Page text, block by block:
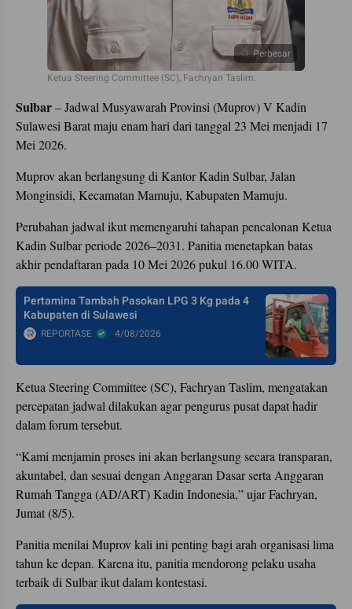
Perbesar
Ketua Steering Committee (SC), Fachryan Taslim.
Sulbar– Jadwal Musyawarah Provinsi (Muprov) V Kadin
Sulawesi Barat maju enam hari dari tanggal 23 Mei menjadi 17
Mei 2026.
Muprov akan berlangsung di Kantor Kadin Sulbar, Jalan
Monginsidi, Kecamatan Mamuju, Kabupaten Mamuju.
Perubahan jadwal ikut memengaruhi tahapan pencalonan Ketua
Kadin Sulbar periode 2026–2031. Panitia menetapkan batas
akhir pendaftaran pada 10 Mei 2026 pukul 16.00 WITA.
Pertamina Tambah Pasokan LPG 3 Kg pada 4
Kabupaten di Sulawesi
REPORTASE 4/08/2026
Ketua Steering Committee (SC), Fachryan Taslim, mengatakan
percepatan jadwal dilakukan agar pengurus pusat dapat hadir
dalam forum tersebut.
“Kami menjamin proses ini akan berlangsung secara transparan,
akuntabel, dan sesuai dengan Anggaran Dasar serta Anggaran
Rumah Tangga (AD/ART) Kadin Indonesia,” ujar Fachryan,
Jumat (8/5).
Panitia menilai Muprov kali ini penting bagi arah organisasi lima
tahun ke depan. Karena itu, panitia mendorong pelaku usaha
terbaik di Sulbar ikut dalam kontestasi.